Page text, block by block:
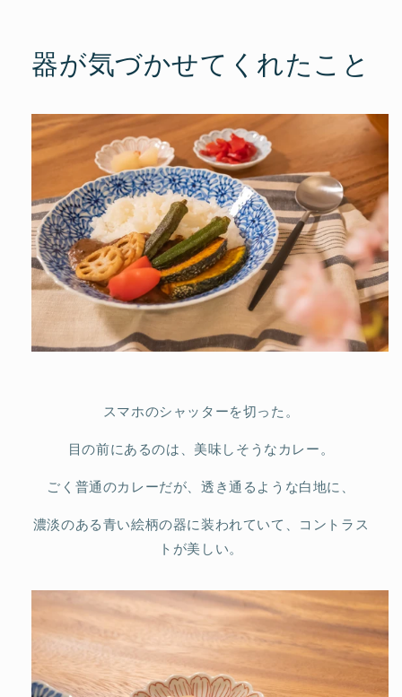
器が気づかせてくれたこと
スマホのシャッターを切った。
目の前にあるのは、美味しそうなカレー。
ごく普通のカレーだが、透き通るような白地に、
濃淡のある青い絵柄の器に装われていて、コントラス
トが美しい。